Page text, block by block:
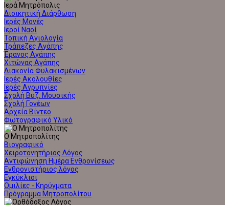
Ιερά Μητρόπολις
Διοικητική Διάρθωση
Ιερές Μονές
Ιεροί Ναοί
Τοπική Αγιολογία
Τράπεζες Αγάπης
Έρανος Αγάπης
Χιτώνας Αγάπης
Διακονία Φυλακισμένων
Ιερές Ακολουθίες
Ιερές Αγρυπνίες
Σχολή Βυζ. Μουσικής
Σχολή Γονέων
Αρχεία Βίντεο
Φωτογραφικό Υλικό
Ο Μητροπολίτης
Βιογραφικό
Χειροτονητήριος Λόγος
Αντιφώνηση Ημέρα Ενθρονίσεως
Ενθρονιστήριος λόγος
Εγκύκλιοι
Ομιλίες - Κηρύγματα
Πρόγραμμα Μητροπολίτου